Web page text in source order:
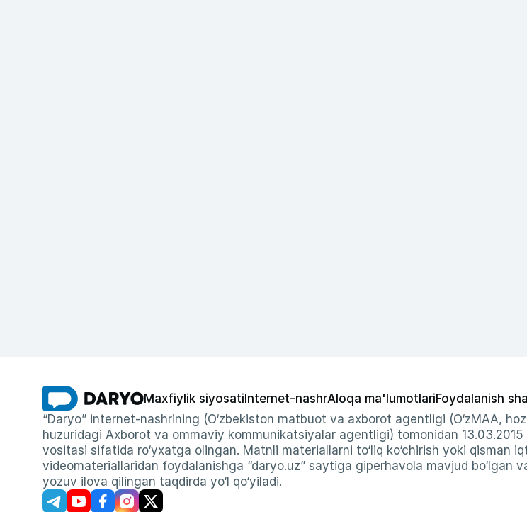
Maxfiylik siyosati Internet-nashrAloqa ma'lumotlariFoydalanish
“Daryo” internet-nashrining (O‘zbekiston matbuot va axborot agentligi (O‘zMAA,
huzuridagi Axborot va ommaviy kommunikatsiyalar agentligi) tomonidan
vositasi sifatida ro‘yxatga olingan. Matnli materiallarni to‘liq ko‘chirish yoki
videomateriallaridan foydalanishga “daryo.uz” saytiga giperhavola mavjud bo‘lgan
yozuv ilova qilingan taqdirda yo‘l qo‘yiladi.